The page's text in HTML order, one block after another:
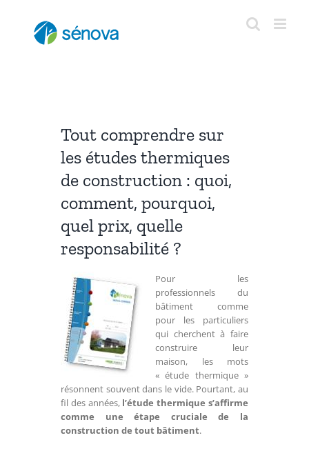
Tout comprendre sur
les études thermiques
de construction : quoi,
comment, pourquoi,
quel prix, quelle
responsabilité ?
Pour les
professionnels du
bâtiment comme
pour les particuliers
qui cherchent à faire
construire leur
maison, les mots
« étude thermique »
résonnent souvent dans le vide. Pourtant, au
fil des années, l’étude thermique s’affirme
comme une étape cruciale de la
construction de tout bâtiment.